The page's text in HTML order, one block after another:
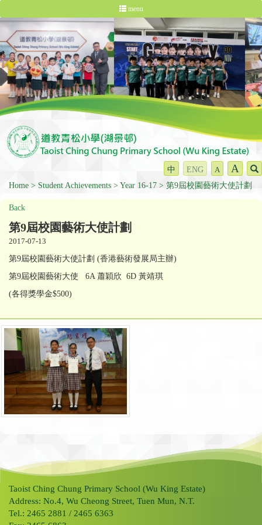
menu
中 ENG A A
Home Student Achievements Year 16-17 第9屆校園藝術大使計劃
Back
第9屆校園藝術大使計劃
2017-07-13
第9屆校園藝術大使計劃 (香港藝術發展局主辦)
第9屆校園藝術大使 6A 蕭穎欣 6D 黃靖琪
(各得獎學金$500)
Taoist Ching Chung Primary School (Wu King Estate)
Address: No.4, Wu Cheong Street, Tuen Mun, N.T.
Tel.: 2465 2881 / 2465 6363